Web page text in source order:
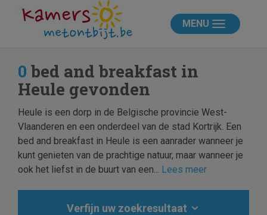
MENU
0 bed and breakfast in
Heule gevonden
Heule is een dorp in de Belgische provincie West-
Vlaanderen en een onderdeel van de stad Kortrijk. Een
bed and breakfast in Heule is een aanrader wanneer je
kunt genieten van de prachtige natuur, maar wanneer je
ook het liefst in de buurt van een... Lees meer
Verfijn uw zoekresultaat